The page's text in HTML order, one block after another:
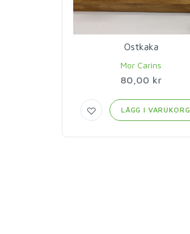
Ostkaka
Mor Carins
80,00 kr
LÄGG I VARUKORG